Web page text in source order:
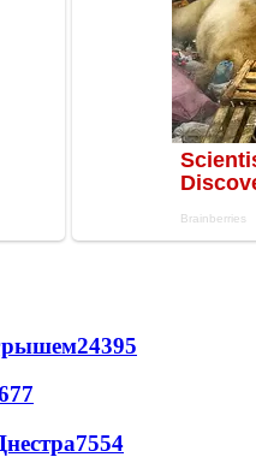
24395
7554